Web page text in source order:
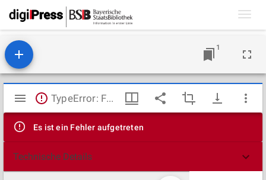
1
Mirador
Viewer
TypeError: Failed to fetch
Es ist ein Fehler aufgetreten
Technische Details